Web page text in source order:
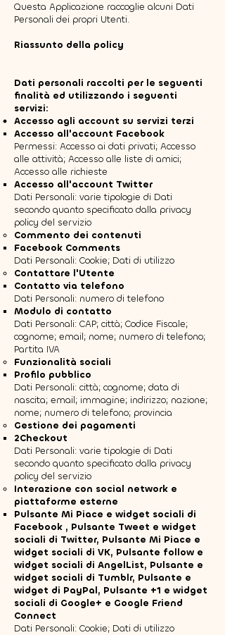
Questa Applicazione raccoglie alcuni Dati
Personali dei propri Utenti.
Riassunto della policy
Dati personali raccolti per le seguenti
finalità ed utilizzando i seguenti
servizi:
Accesso agli account su servizi terzi
Accesso all'account Facebook
Permessi: Accesso ai dati privati; Accesso
alle attività; Accesso alle liste di amici;
Accesso alle richieste
Accesso all'account Twitter
Dati Personali: varie tipologie di Dati
secondo quanto specificato dalla privacy
policy del servizio
Commento dei contenuti
Facebook Comments
Dati Personali: Cookie; Dati di utilizzo
Contattare l'Utente
Contatto via telefono
Dati Personali: numero di telefono
Modulo di contatto
Dati Personali: CAP; città; Codice Fiscale;
cognome; email; nome; numero di telefono;
Partita IVA
Funzionalità sociali
Profilo pubblico
Dati Personali: città; cognome; data di
nascita; email; immagine; indirizzo; nazione;
nome; numero di telefono; provincia
Gestione dei pagamenti
2Checkout
Dati Personali: varie tipologie di Dati
secondo quanto specificato dalla privacy
policy del servizio
Interazione con social network e
piattaforme esterne
Pulsante Mi Piace e widget sociali di
Facebook , Pulsante Tweet e widget
sociali di Twitter, Pulsante Mi Piace e
widget sociali di VK, Pulsante follow e
widget sociali di AngelList, Pulsante e
widget sociali di Tumblr, Pulsante e
widget di PayPal, Pulsante +1 e widget
sociali di Google+ e Google Friend
Connect
Dati Personali: Cookie; Dati di utilizzo